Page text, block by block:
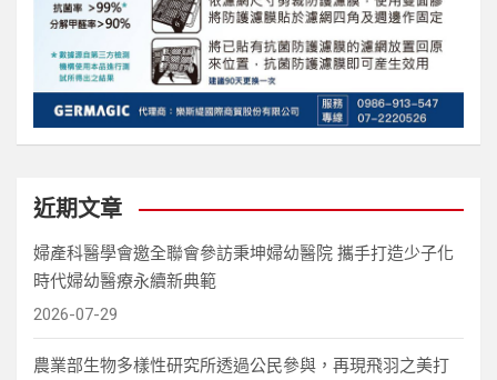
近期文章
婦產科醫學會邀全聯會參訪秉坤婦幼醫院 攜手打造少子化
時代婦幼醫療永續新典範
2026-07-29
農業部生物多樣性研究所透過公民參與，再現飛羽之美打